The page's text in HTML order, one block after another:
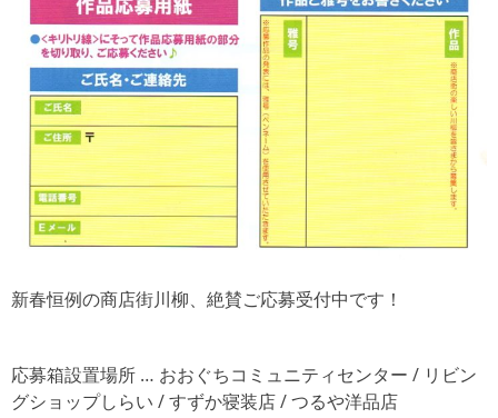
新春恒例の商店街川柳、絶賛ご応募受付中です！
応募箱設置場所 … おおぐちコミュニティセンター / リビン
グショップしらい / すずか寝装店 / つるや洋品店